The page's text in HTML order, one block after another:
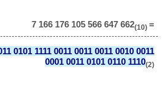
7 166 176 105 566 647 662(10) =
0101 1111 0011 0011 0011 0010 0011
0001 0011 0101 0110 1110(2)